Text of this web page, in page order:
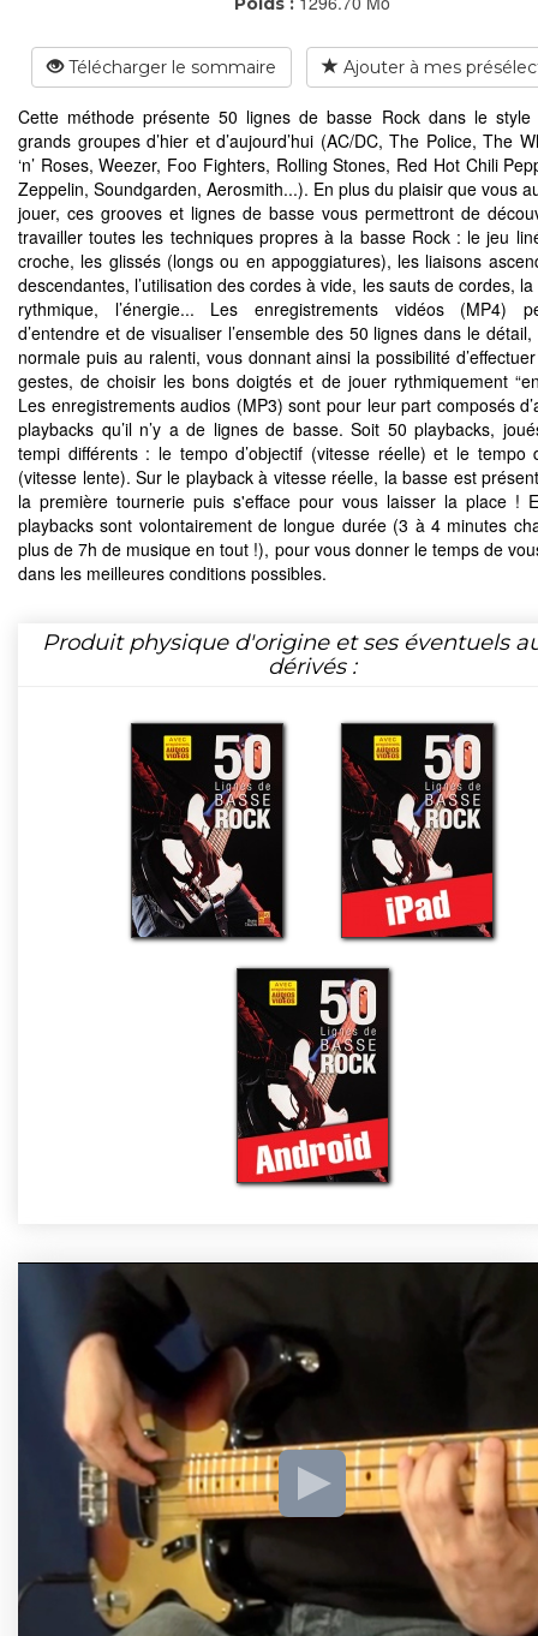
Télécharger le sommaire Ajouter à mes
Cette méthode présente 50 lignes de basse Rock dans le style
grands groupes d’hier et d’aujourd’hui (AC/DC, The Police, The
‘n’ Roses, Weezer, Foo Fighters, Rolling Stones, Red Hot Chili
Zeppelin, Soundgarden, Aerosmith...). En plus du plaisir que vous
jouer, ces grooves et lignes de basse vous permettront de
travailler toutes les techniques propres à la basse Rock : le jeu
croche, les glissés (longs ou en appoggiatures), les liaisons
descendantes, l’utilisation des cordes à vide, les sauts de cordes,
rythmique, l’énergie... Les enregistrements vidéos (MP4)
d’entendre et de visualiser l’ensemble des 50 lignes dans le
normale puis au ralenti, vous donnant ainsi la possibilité
gestes, de choisir les bons doigtés et de jouer rythmiquement
Les enregistrements audios (MP3) sont pour leur part composés
playbacks qu’il n’y a de lignes de basse. Soit 50 playbacks,
tempi différents : le tempo d’objectif (vitesse réelle) et le tempo
(vitesse lente). Sur le playback à vitesse réelle, la basse est
la première tournerie puis s'efface pour vous laisser la place !
playbacks sont volontairement de longue durée (3 à 4 minutes
plus de 7h de musique en tout !), pour vous donner le temps de
dans les meilleures conditions possibles.
Produit physique d'origine et ses éventuels
dérivés :